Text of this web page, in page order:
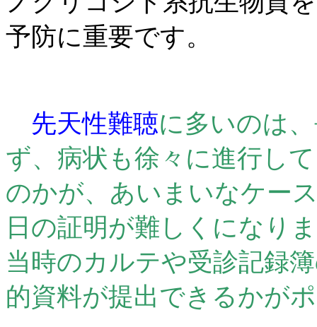
予防に重要です。
先天性難聴に多いのは
ず、病状も徐々に進行し
のかが、あいまいなケー
日の証明が難しくになり
当時のカルテや受診記録
的資料が提出できるかが